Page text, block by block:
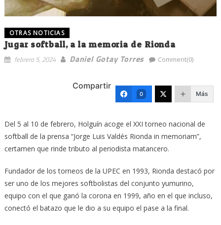
OTRAS NOTICIAS
Jugar softball, a la memoria de Rionda
febrero 5, 2024 Daniel Gotay Torres Comment(0)
Compartir
0 Más
Del 5 al 10 de febrero, Holguín acoge el XXI torneo nacional de
softball de la prensa “Jorge Luis Valdés Rionda in memoriam”,
certamen que rinde tributo al periodista matancero.
Fundador de los torneos de la UPEC en 1993, Rionda destacó por
ser uno de los mejores softbolistas del conjunto yumurino,
equipo con el que ganó la corona en 1999, año en el que incluso,
conectó el batazo que le dio a su equipo el pase a la final.